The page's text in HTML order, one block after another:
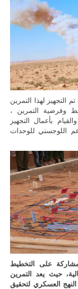
التجهيز لهذا التمرين
وفرضية التمرين ،
بأعمال التجهيز
اللوجستي للوحدات
على التخطيط
حيث يعد التمرين
العسكري لتحقيق